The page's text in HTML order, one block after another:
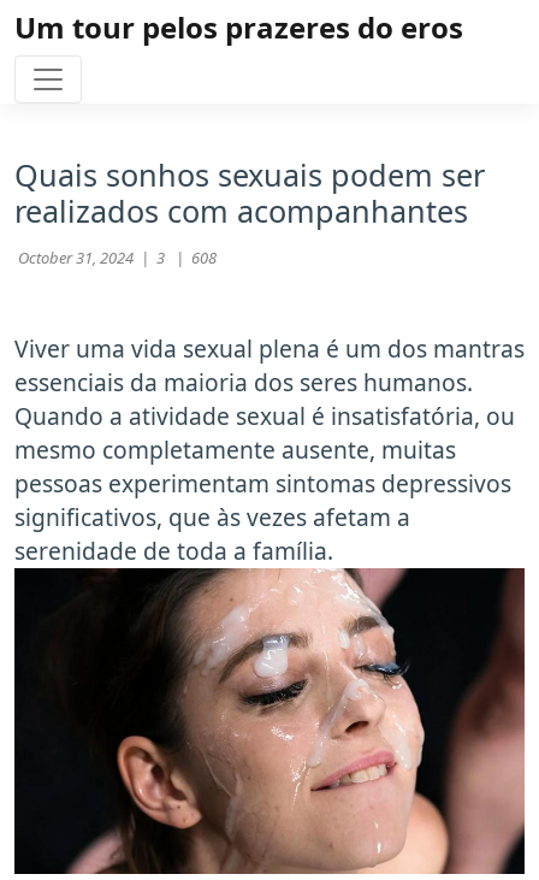
Um tour pelos prazeres do eros
Quais sonhos sexuais podem ser
realizados com acompanhantes
October 31, 2024 | 3 | 608
Viver uma vida sexual plena é um dos mantras
essenciais da maioria dos seres humanos.
Quando a atividade sexual é insatisfatória, ou
mesmo completamente ausente, muitas
pessoas experimentam sintomas depressivos
significativos, que às vezes afetam a
serenidade de toda a família.